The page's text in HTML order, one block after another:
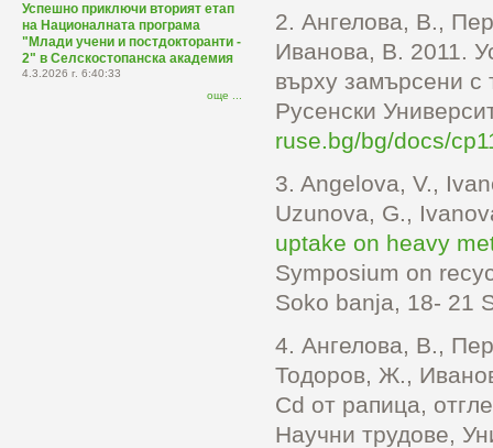
Успешно приключи вторият етап
на Националната програма
"Млади учени и постдокторанти -
2" в Селскостопанска академия
4.3.2026 г. 6:40:33
още ...
2. Ангелова, В.,
Иванова, В. 2011.
върху замърсени
Русенски
ruse.bg/bg/docs/
3. Angelova, V.,
Uzunova, G.,
uptake on heavy
Sуmposium on
Soko banja, 18- 21
4. Ангелова, В.,
Тодоров, Ж.,
Cd от рапица,
Научни трудове,